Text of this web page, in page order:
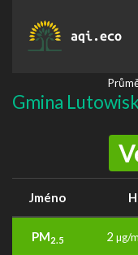
aqi.eco
Gmina
Jméno
PM2.5 2 µg/m